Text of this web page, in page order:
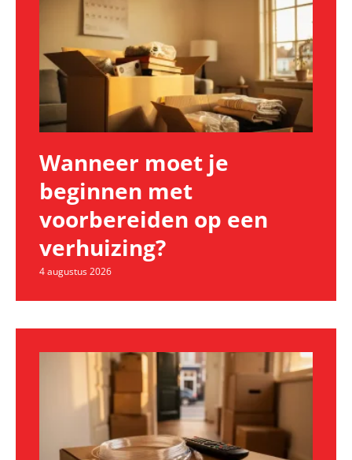
Wanneer moet je
beginnen met
voorbereiden op een
verhuizing?
4 augustus 2026